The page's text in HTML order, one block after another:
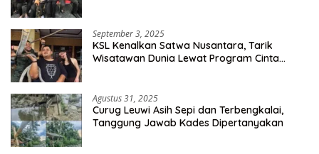
September 3, 2025
KSL Kenalkan Satwa Nusantara, Tarik
Wisatawan Dunia Lewat Program Cinta
Agustus 31, 2025
Curug Leuwi Asih Sepi dan Terbengkalai,
Tanggung Jawab Kades Dipertanyakan